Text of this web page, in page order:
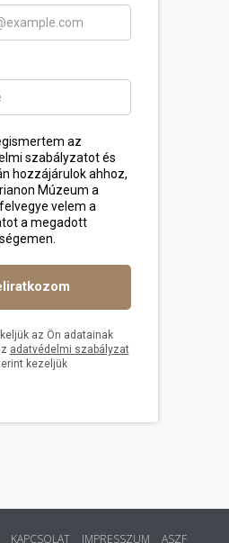
KAPCSOLAT IMPRESSZUM ASZF